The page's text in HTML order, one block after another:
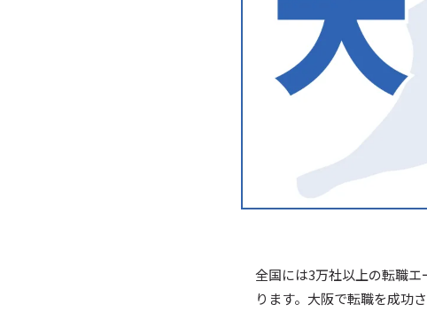
全国には3万社以上の転職
ります。大阪で転職を成功